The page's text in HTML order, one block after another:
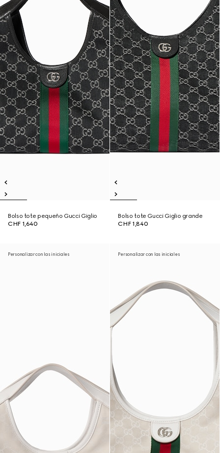
Bolso tote pequeño Gucci Giglio
CHF 1,640
Bolso tote Gucci Giglio grande
CHF 1,840
Personalizar con las iniciales Personalizar con las iniciales